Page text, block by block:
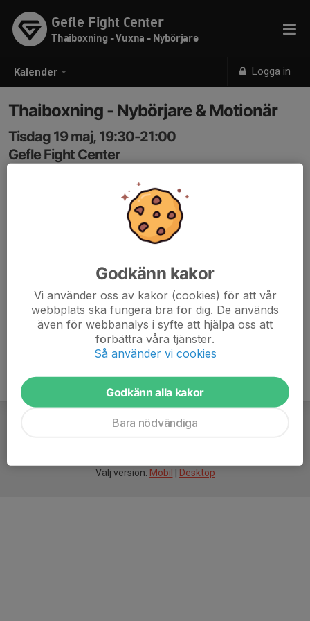
Kalender Logga in
Gefle Fight Center
Thaiboxning - Vuxna - Nybörjare
Thaiboxning - Nybörjare & Motionär
Tisdag 19 maj, 19:30-21:00
Gefle Fight Center
Thaiboxning för Nybörjare & Motionär.
Välj version: Mobil Desktop
Godkänn kakor
Vi använder oss av kakor (cookies) för att vår
webbplats ska fungera bra för dig. De används
även för webbanalys i syfte att hjälpa oss att
förbättra våra tjänster.
Så använder vi cookies
Godkänn alla kakor
Bara nödvändiga